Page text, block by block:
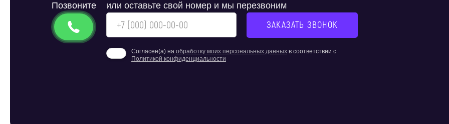
Позвоните
или оставьте свой номер и мы перезвоним
Согласен(а) на обработку моих персональных данных в соответствии с
Политикой конфиденциальности